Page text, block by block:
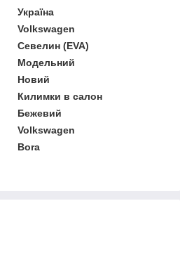
Україна
Volkswagen
Севелин (EVA)
Модельний
Новий
Килимки в салон
Бежевий
Volkswagen
Bora